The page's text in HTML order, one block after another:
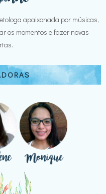
apaixonada por músicas,
os momentos e fazer novas